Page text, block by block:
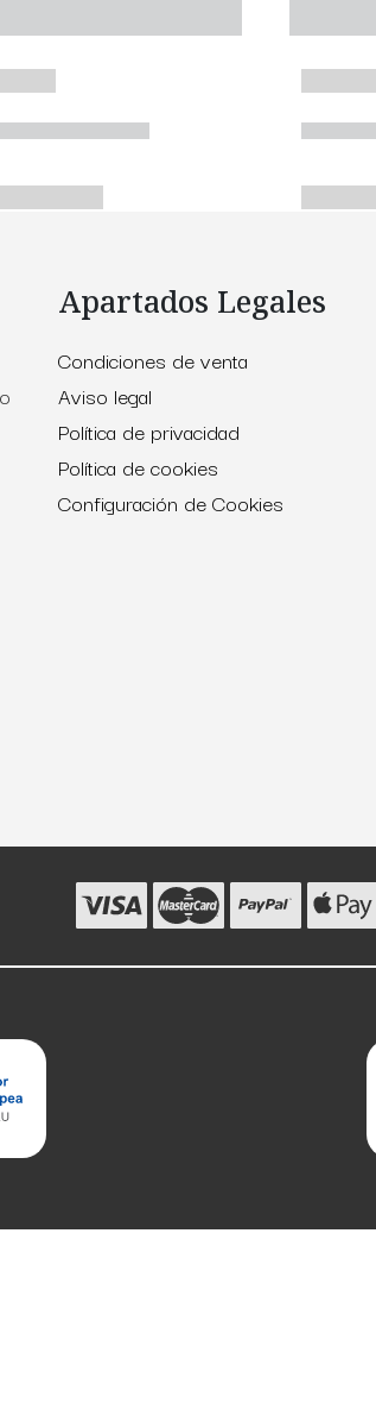
Apartados Legales
Condiciones de venta
Aviso legal
Política de privacidad
Política de cookies
Configuración de Cookies